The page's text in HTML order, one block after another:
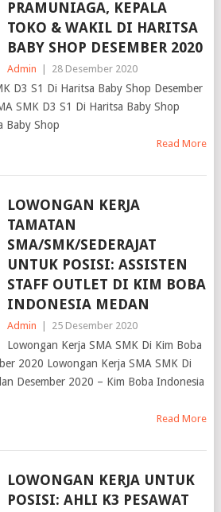
TOKO & WAKIL DI HARITSA
BABY SHOP DESEMBER 2020
Admin | 28 Desember 2020
D3 S1 Di Haritsa Baby Shop Desember
SMK D3 S1 Di Haritsa Baby Shop
Baby Shop
TAMATAN
SMA/SMK/SEDERAJAT
UNTUK POSISI: ASSISTEN
STAFF OUTLET DI KIM BOBA
INDONESIA MEDAN
Admin | 25 Desember 2020
Lowongan Kerja SMA SMK Di Kim Boba
2020 Lowongan Kerja SMA SMK Di
Desember 2020 – Kim Boba Indonesia
POSISI: AHLI K3 PESAWAT
UAP DAN BEJANA TEKAN DI